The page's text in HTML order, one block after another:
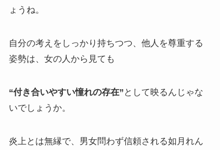
ょうね。
自分の考えをしっかり持ちつつ、他人を尊重する
姿勢は、女の人から見ても
“付き合いやすい憧れの存在” として映るんじゃな
いでしょうか。
炎上とは無縁で、男女問わず信頼される如月れん